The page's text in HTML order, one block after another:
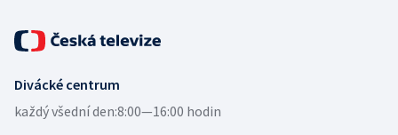
Divácké centrum
každý všední den:8:00—16:00 hodin